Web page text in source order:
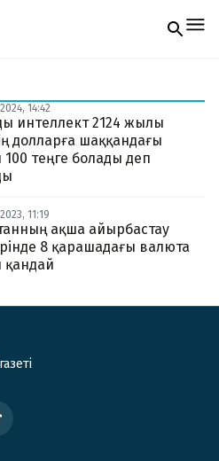
сайын электронды
Жаңа нөмір
Тек email
14:42
интеллект 2124 жылы
долларға шаққандағы
теңге болады деп
11:19
ақша айырбастау
8 қарашадағы валюта
қандай